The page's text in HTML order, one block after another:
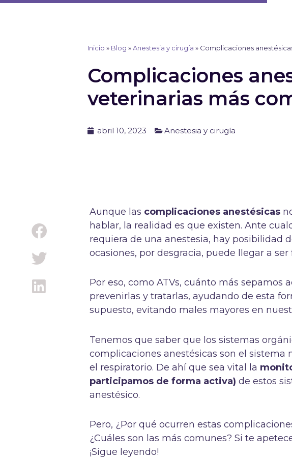
Ir
Inicio » Blog »Anestesia y cirugía » Complicaciones
Complicaciones
veterinarias más
abril 10, 2023 Anestesia y cirugía
Aunque las complicaciones anestésicas
hablar, la realidad es que existen. Ante
requiera de una anestesia, hay posibilidad
ocasiones, por desgracia, puede llegar a ser
Por eso, como ATVs, cuánto más sepamos
prevenirlas y tratarlas, ayudando de esta
supuesto, evitando males mayores en
Tenemos que saber que los sistemas
complicaciones anestésicas son el sistema
el respiratorio. De ahí que sea vital la
participamos de forma activa)de estos
anestésico.
Pero, ¿Por qué ocurren estas
¿Cuáles son las más comunes? Si te
¡Sigue leyendo!